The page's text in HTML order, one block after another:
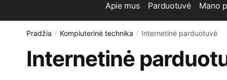
Apie mus Parduotuvė Mano
Pradžia / Kompiuterinė technika / Internetinė parduotuvė
Internetinė